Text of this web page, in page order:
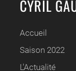
CYRIL
Accueil
Saison 2022
L'Actualité